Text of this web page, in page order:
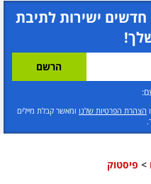
חדשים ישירות לתיבת
ו הצהרת הפרטיות שלנו ומאשר קבלת מיילים
> פיסטוק